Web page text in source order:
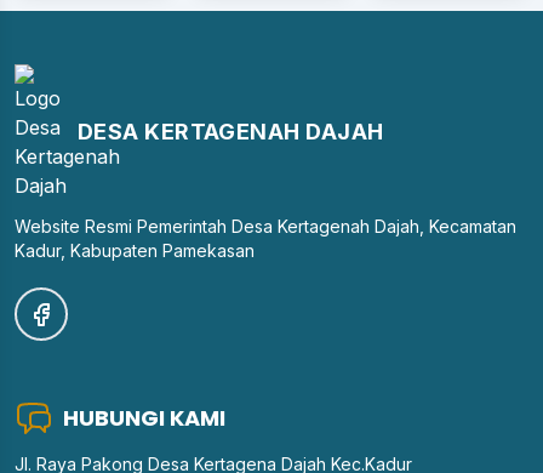
DESA KERTAGENAH DAJAH
Website Resmi Pemerintah Desa Kertagenah Dajah, Kecamatan
Kadur, Kabupaten Pamekasan
HUBUNGI KAMI
Jl. Raya Pakong Desa Kertagena Dajah Kec.Kadur